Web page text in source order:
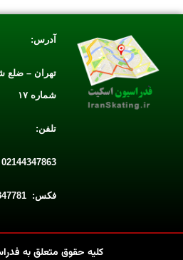
آدرس:
تهران – ضلع
شماره ۱۷
تلفن:
02144347863 – 02144347824 – 02144347815
فکس: 02144347781
کلیه حقوق متعلق به